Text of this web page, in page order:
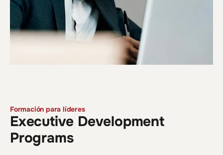
Formación para líderes
Executive Development
Programs